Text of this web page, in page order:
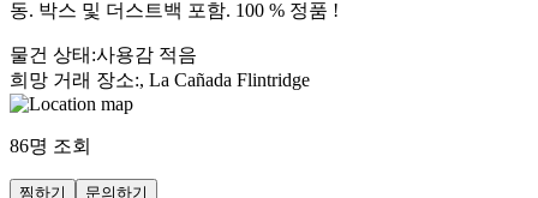
동. 박스 및 더스트백 포함. 100 % 정품 !
물건 상태 :사용감 적음
희망 거래 장소:, La Cañada Flintridge
86명 조회
찜하기 문의하기